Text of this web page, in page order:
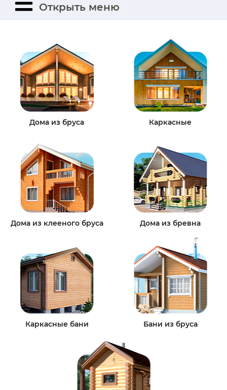
Открыть меню
Дома из бруса Каркасные
Дома из клееного бруса Дома из бревна
Каркасные бани Бани из бруса